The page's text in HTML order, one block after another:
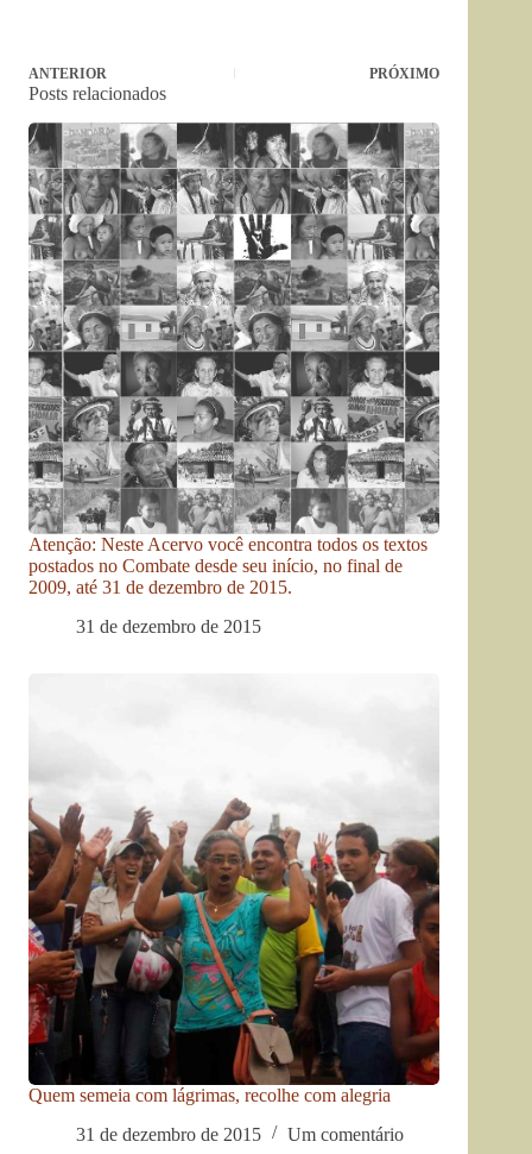
ANTERIOR PRÓXIMO
Posts relacionados
Atenção: Neste Acervo você encontra todos os textos
postados no Combate desde seu início, no final de
2009, até 31 de dezembro de 2015.
31 de dezembro de 2015
Quem semeia com lágrimas, recolhe com alegria
31 de dezembro de 2015
Um comentário